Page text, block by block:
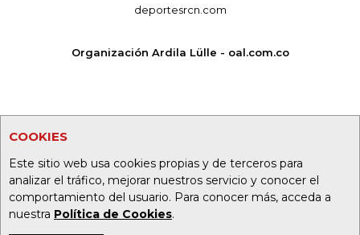
COOKIES
Este sitio web usa cookies propias y de terceros para
analizar el tráfico, mejorar nuestros servicio y conocer el
comportamiento del usuario. Para conocer más, acceda a
nuestra Política de Cookies.
deportesrcn.com
Organización Ardila Lülle - oal.com.co